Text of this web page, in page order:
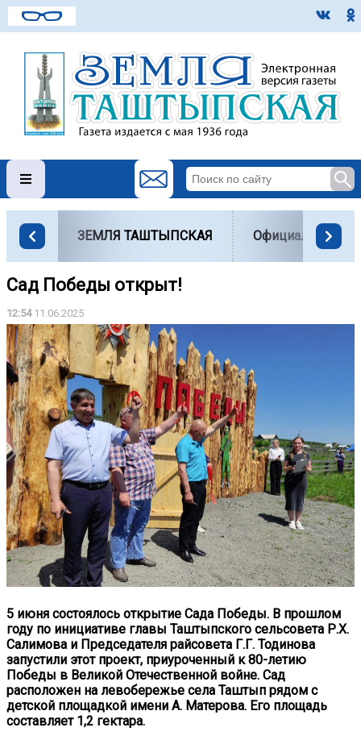
ЗЕМЛЯ ТАШТЫПСКАЯ Официально
Сад Победы открыт!
12:5411.06.2025
5 июня состоялось открытие Сада Победы. В прошлом
году по инициативе главы Таштыпского сельсовета Р.Х.
Салимова и Председателя райсовета Г.Г. Тодинова
запустили этот проект, приуроченный к 80-летию
Победы в Великой Отечественной войне. Сад
расположен на левобережье села Таштып рядом с
детской площадкой имени А. Матерова. Его площадь
составляет 1,2 гектара.